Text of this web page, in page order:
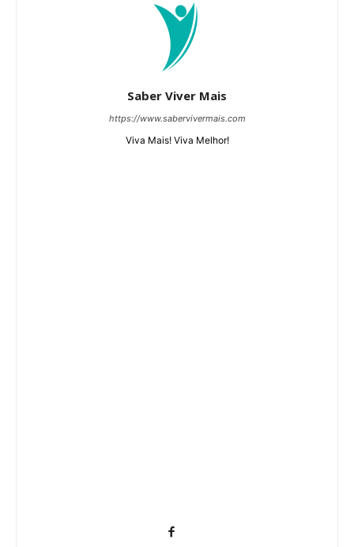
Saber Viver Mais
https://www.sabervivermais.com
Viva Mais! Viva Melhor!